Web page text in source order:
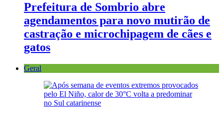
Prefeitura de Sombrio abre
agendamentos para novo mutirão de
castração e microchipagem de cães e
gatos
Geral